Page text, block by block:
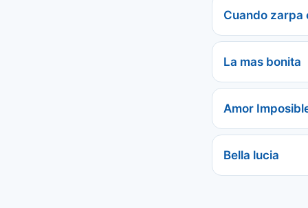
Cuando zarpa
La mas bonita
Amor
Bella lucia